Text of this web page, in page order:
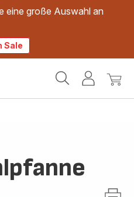
eine große Auswahl an
Sale
Mein
Mein